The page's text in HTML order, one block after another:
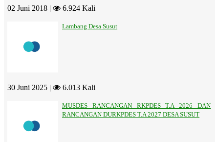
02 Juni 2018 | 6.924 Kali
Lambang Desa Susut
30 Juni 2025 | 6.013 Kali
MUSDES RANCANGAN RKPDES T.A 2026 DAN
RANCANGAN DURKPDES T.A 2027 DESA SUSUT